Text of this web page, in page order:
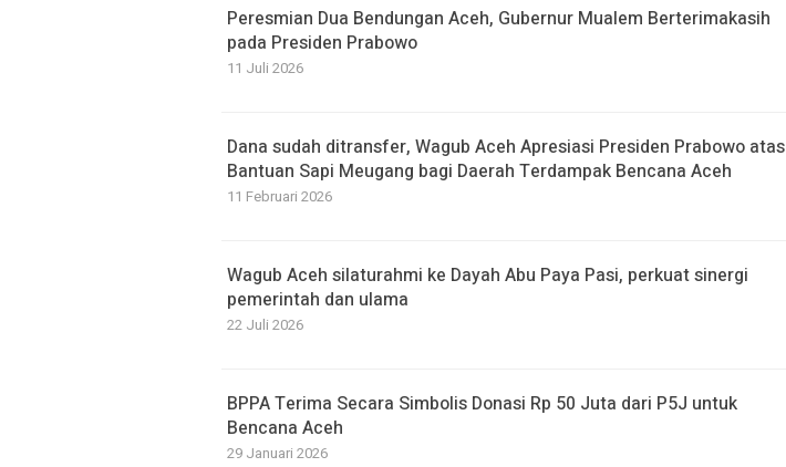
Peresmian Dua Bendungan Aceh, Gubernur Mualem Berterimakasih
pada Presiden Prabowo
11 Juli 2026
Dana sudah ditransfer, Wagub Aceh Apresiasi Presiden Prabowo atas
Bantuan Sapi Meugang bagi Daerah Terdampak Bencana Aceh ‎
11 Februari 2026
Wagub Aceh silaturahmi ke Dayah Abu Paya Pasi, perkuat sinergi
pemerintah dan ulama
22 Juli 2026
BPPA Terima Secara Simbolis Donasi Rp 50 Juta dari P5J untuk
Bencana Aceh
29 Januari 2026